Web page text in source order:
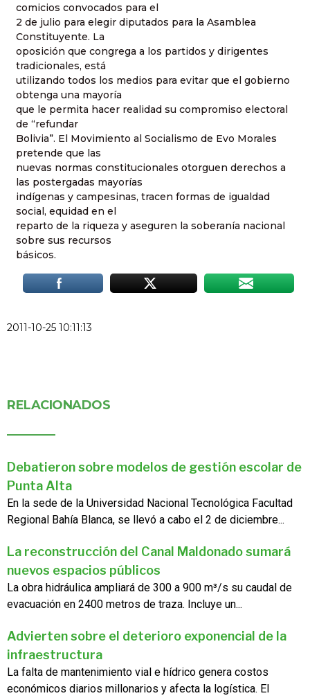
comicios convocados para el
2 de julio para elegir diputados para la Asamblea
Constituyente. La
oposición que congrega a los partidos y dirigentes
tradicionales, está
utilizando todos los medios para evitar que el gobierno
obtenga una mayoría
que le permita hacer realidad su compromiso electoral
de “refundar
Bolivia”. El Movimiento al Socialismo de Evo Morales
pretende que las
nuevas normas constitucionales otorguen derechos a
las postergadas mayorías
indígenas y campesinas, tracen formas de igualdad
social, equidad en el
reparto de la riqueza y aseguren la soberanía nacional
sobre sus recursos
básicos.
2011-10-25 10:11:13
RELACIONADOS
Debatieron sobre modelos de gestión escolar de
Punta Alta
En la sede de la Universidad Nacional Tecnológica Facultad
Regional Bahía Blanca, se llevó a cabo el 2 de diciembre...
La reconstrucción del Canal Maldonado sumará
nuevos espacios públicos
La obra hidráulica ampliará de 300 a 900 m³/s su caudal de
evacuación en 2400 metros de traza. Incluye un...
Advierten sobre el deterioro exponencial de la
infraestructura
La falta de mantenimiento vial e hídrico genera costos
económicos diarios millonarios y afecta la logística. El